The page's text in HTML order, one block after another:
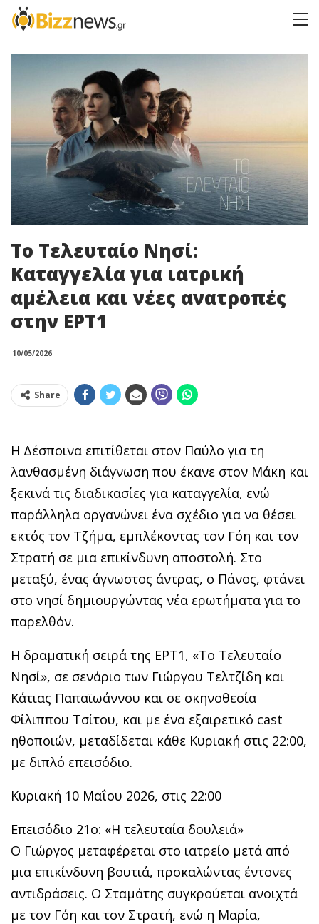
Το Τελευταίο Νησί:
Καταγγελία για ιατρική
αμέλεια και νέες ανατροπές
στην ΕΡΤ1
10/05/2026
Share
Η Δέσποινα επιτίθεται στον Παύλο για τη
λανθασμένη διάγνωση που έκανε στον Μάκη και
ξεκινά τις διαδικασίες για καταγγελία, ενώ
παράλληλα οργανώνει ένα σχέδιο για να θέσει
εκτός τον Τζήμα, εμπλέκοντας τον Γόη και τον
Στρατή σε μια επικίνδυνη αποστολή. Στο
μεταξύ, ένας άγνωστος άντρας, ο Πάνος, φτάνει
στο νησί δημιουργώντας νέα ερωτήματα για το
παρελθόν.
Η δραματική σειρά της ΕΡΤ1, «Το Τελευταίο
Νησί», σε σενάριο των Γιώργου Τελτζίδη και
Κάτιας Παπαϊωάννου και σε σκηνοθεσία
Φίλιππου Τσίτου, και με ένα εξαιρετικό cast
ηθοποιών, μεταδίδεται κάθε Κυριακή στις 22:00,
με διπλό επεισόδιο.
Κυριακή 10 Μαΐου 2026, στις 22:00
Επεισόδιο 21ο: «Η τελευταία δουλειά»
Ο Γιώργος μεταφέρεται στο ιατρείο μετά από
μια επικίνδυνη βουτιά, προκαλώντας έντονες
αντιδράσεις. Ο Σταμάτης συγκρούεται ανοιχτά
με τον Γόη και τον Στρατή, ενώ η Μαρία,